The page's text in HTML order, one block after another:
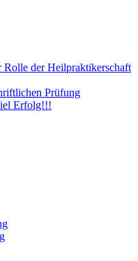
Rolle der Heilpraktikerschaft
Prüfung
Erfolg!!!